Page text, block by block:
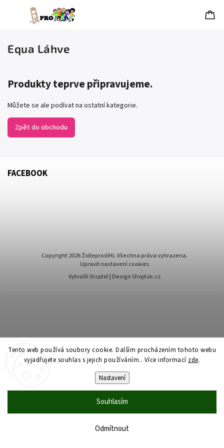
Tento web používá soubory cookie. Dalším procházením tohoto webu
vyjadřujete souhlas s jejich používáním.. Více informací zde.
Nastavení
Odmítnout
Souhlasím
Equa Láhve
Produkty teprve připravujeme.
Můžete se ale podívat na ostatní kategorie.
Zpět do obchodu
FACEBOOK
Copyright 2026Židleproděti. Všechna práva vyhrazena.
Upravit nastavení cookies
VytvořilShoptet| Design Shoptak.cz